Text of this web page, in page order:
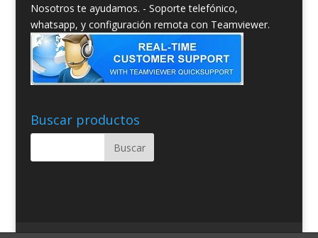
Nosotros te ayudamos. - Soporte telefónico,
whatsapp, y configuración remota con Teamviewer.
Buscar productos